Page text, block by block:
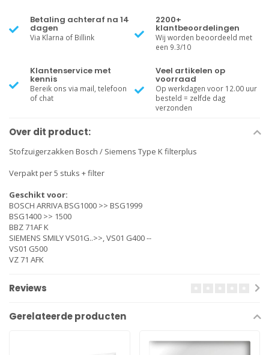
Betaling achteraf na 14
dagen
Via Klarna of Billink
2200+
klantbeoordelingen
Wij worden beoordeeld met
een 9.3/10
Klantenservice met
kennis
Bereik ons via mail, telefoon
of chat
Veel artikelen op
voorraad
Op werkdagen voor 12.00 uur
besteld = zelfde dag
verzonden
Over dit product:
Stofzuigerzakken Bosch / Siemens Type K filterplus
Verpakt per 5 stuks + filter
Geschikt voor:
BOSCH ARRIVA BSG1000 >> BSG1999
BSG1400 >> 1500
BBZ 71AF K
SIEMENS SMILY VS01G..>>, VS01 G400 --
VS01 G500
VZ 71 AFK
Reviews
Gerelateerde producten